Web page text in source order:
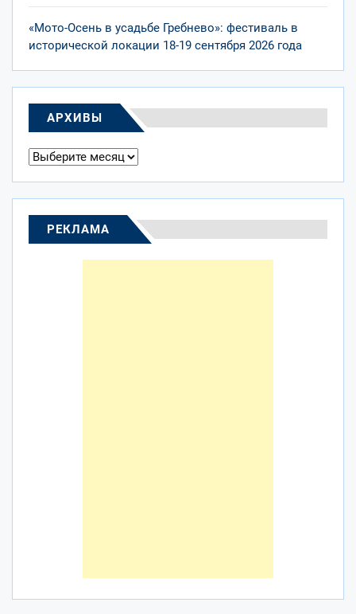
«Мото-Осень в усадьбе Гребнево»: фестиваль в
исторической локации 18-19 сентября 2026 года
АРХИВЫ
Архивы
РЕКЛАМА